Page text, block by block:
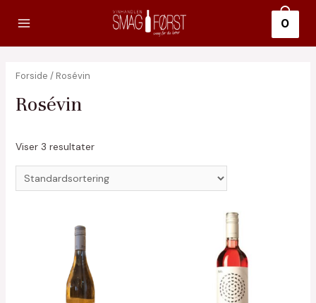
indholdet
0
Forside / Rosévin
Rosévin
Viser 3 resultater